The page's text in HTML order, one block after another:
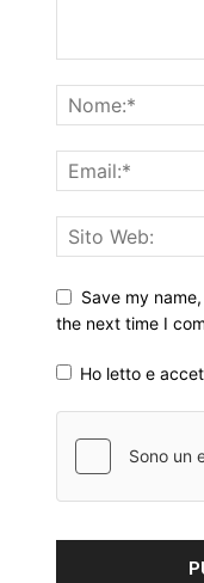
Save my
the next time I
Ho letto e